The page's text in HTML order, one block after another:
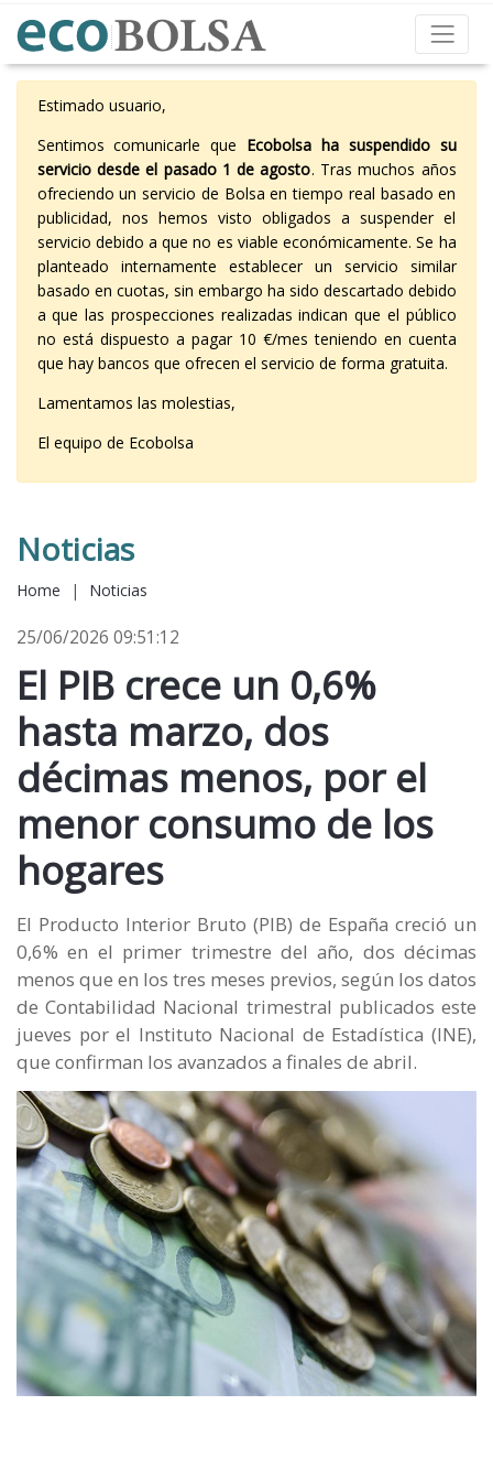
Estimado usuario,
Sentimos comunicarle que Ecobolsa ha suspendido su
servicio desde el pasado 1 de agosto. Tras muchos años
ofreciendo un servicio de Bolsa en tiempo real basado en
publicidad, nos hemos visto obligados a suspender el
servicio debido a que no es viable económicamente. Se ha
planteado internamente establecer un servicio similar
basado en cuotas, sin embargo ha sido descartado debido
a que las prospecciones realizadas indican que el público
no está dispuesto a pagar 10 €/mes teniendo en cuenta
que hay bancos que ofrecen el servicio de forma gratuita.
Lamentamos las molestias,
El equipo de Ecobolsa
Noticias
Home | Noticias
25/06/2026 09:51:12
El PIB crece un 0,6%
hasta marzo, dos
décimas menos, por el
menor consumo de los
hogares
El Producto Interior Bruto (PIB) de España creció un
0,6% en el primer trimestre del año, dos décimas
menos que en los tres meses previos, según los datos
de Contabilidad Nacional trimestral publicados este
jueves por el Instituto Nacional de Estadística (INE),
que confirman los avanzados a finales de abril.